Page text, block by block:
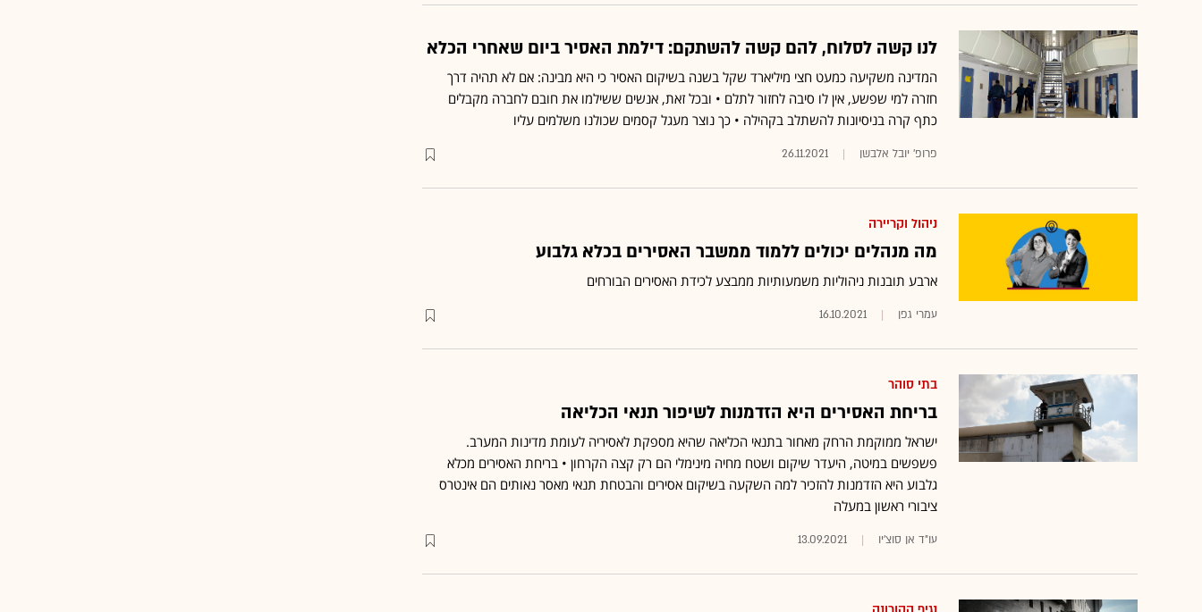
לנו קשה לסלוח, להם קשה להשתקם: דילמת האסיר ביום שאחרי הכלא
המדינה משקיעה כמעט חצי מיליארד שקל בשנה בשיקום האסיר כי היא מבינה: אם לא תהיה דרך
חזרה למי שפשע, אין לו סיבה לחזור לתלם • ובכל זאת, אנשים ששילמו את חובם לחברה מקבלים
כתף קרה בניסיונות להשתלב בקהילה • כך נוצר מעגל קסמים שכולנו משלמים עליו
פרופ' יובל אלבשן 26.11.2021
ניהול וקריירה
מה מנהלים יכולים ללמוד ממשבר האסירים בכלא גלבוע
ארבע תובנות ניהוליות משמעותיות ממבצע לכידת האסירים הבורחים
עמרי גפן 16.10.2021
בתי סוהר
בריחת האסירים היא הזדמנות לשיפור תנאי הכליאה
ישראל ממוקמת הרחק מאחור בתנאי הכליאה שהיא מספקת לאסיריה לעומת מדינות המערב.
פשפשים במיטה, היעדר שיקום ושטח מחיה מינימלי הם רק קצה הקרחון • בריחת האסירים מכלא
גלבוע היא הזדמנות להזכיר למה השקעה בשיקום אסירים והבטחת תנאי מאסר נאותים הם אינטרס
ציבורי ראשון במעלה
עו"ד אן סוצ'יו 13.09.2021